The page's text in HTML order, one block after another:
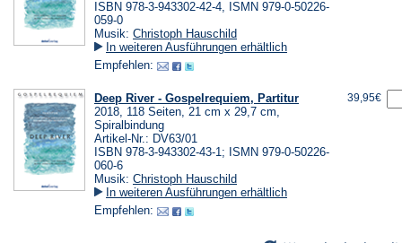
ISBN 978-3-943302-42-4, ISMN 979-0-50226-
059-0
Musik: Christoph Hauschild
In weiteren Ausführungen erhältlich
Empfehlen:
Deep River - Gospelrequiem, Partitur
2018, 118 Seiten, 21 cm x 29,7 cm,
Spiralbindung
Artikel-Nr.: DV63/01
ISBN 978-3-943302-43-1; ISMN 979-0-50226-
060-6
Musik: Christoph Hauschild
In weiteren Ausführungen erhältlich
Empfehlen:
39,95€